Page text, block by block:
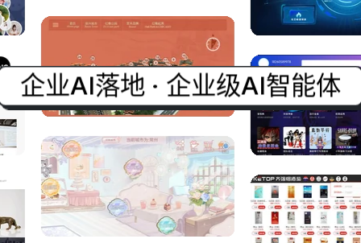
企业AI落地 · 企业级AI智能体